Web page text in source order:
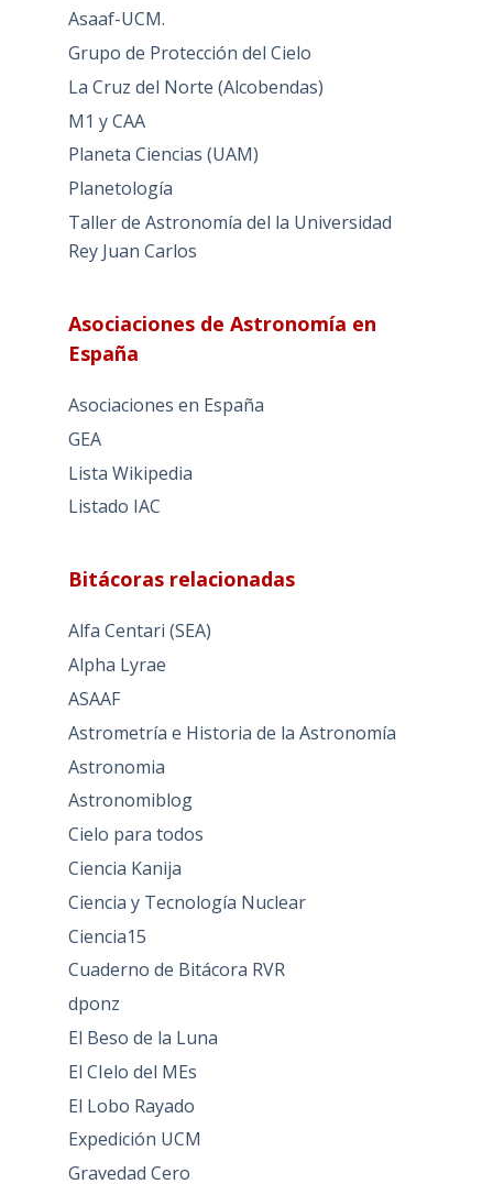
Asaaf-UCM.
Grupo de Protección del Cielo
La Cruz del Norte (Alcobendas)
M1 y CAA
Planeta Ciencias (UAM)
Planetología
Taller de Astronomía del la Universidad
Rey Juan Carlos
Asociaciones de Astronomía en
España
Asociaciones en España
GEA
Lista Wikipedia
Listado IAC
Bitácoras relacionadas
Alfa Centari (SEA)
Alpha Lyrae
ASAAF
Astrometría e Historia de la Astronomía
Astronomia
Astronomiblog
Cielo para todos
Ciencia Kanija
Ciencia y Tecnología Nuclear
Ciencia15
Cuaderno de Bitácora RVR
dponz
El Beso de la Luna
El CIelo del MEs
El Lobo Rayado
Expedición UCM
Gravedad Cero